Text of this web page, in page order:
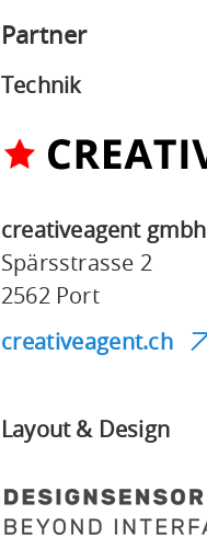
Partner
Technik
creativeagent gmbh
Spärsstrasse 2
2562 Port
creativeagent.ch
Layout & Design